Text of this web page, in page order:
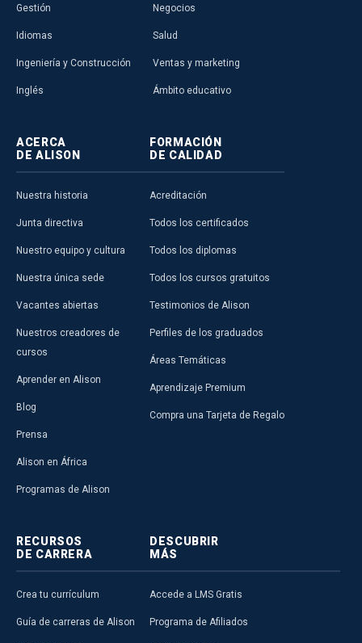
Gestión
Idiomas
Ingeniería y Construcción
Inglés
Negocios
Salud
Ventas y marketing
Ámbito educativo
ACERCA
DE ALISON
Nuestra historia
Junta directiva
Nuestro equipo y cultura
Nuestra única sede
Vacantes abiertas
Nuestros creadores de
cursos
Aprender en Alison
Blog
Prensa
Alison en África
Programas de Alison
FORMACIÓN
DE CALIDAD
Acreditación
Todos los certificados
Todos los diplomas
Todos los cursos gratuitos
Testimonios de Alison
Perfiles de los graduados
Áreas Temáticas
Aprendizaje Premium
Compra una Tarjeta de Regalo
RECURSOS
DE CARRERA
Crea tu currículum
Guía de carreras de Alison
DESCUBRIR
MÁS
Accede a LMS Gratis
Programa de Afiliados